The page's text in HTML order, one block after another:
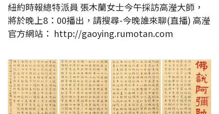
紐約時報總特派員 張木蘭女士今午採訪高瀅大師，
將於晚上8：00播出，請搜尋-今晚誰來聊(直播) 高瀅
官方網站： http://gaoying.rumotan.com
話說佛陀—崇友雅集書法聯展 七位書法家佛畫創作 備受矚目